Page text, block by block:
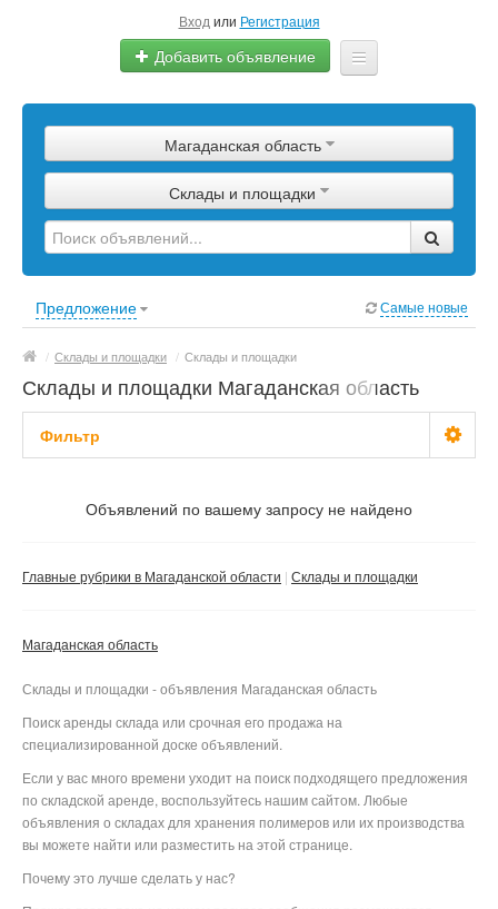
Вход или Регистрация
Добавить объявление
Сырье
Изделия
Оборудование
Магаданская область
Склады и площадки
Предложение Самые новые
/ Склады и площадки / Склады и площадки
Склады и площадки Магаданская область
Фильтр
Не важно
Без посредников
Применить Сбросить фильтр
Объявлений по вашему запросу не найдено
Главные рубрики в Магаданской области Склады и площадки
Магаданская область
Склады и площадки - объявления Магаданская область
Поиск аренды склада или срочная его продажа на
специализированной доске объявлений.
Если у вас много времени уходит на поиск подходящего предложения
по складской аренде, воспользуйтесь нашим сайтом. Любые
объявления о складах для хранения полимеров или их производства
вы можете найти или разместить на этой странице.
Почему это лучше сделать у нас?